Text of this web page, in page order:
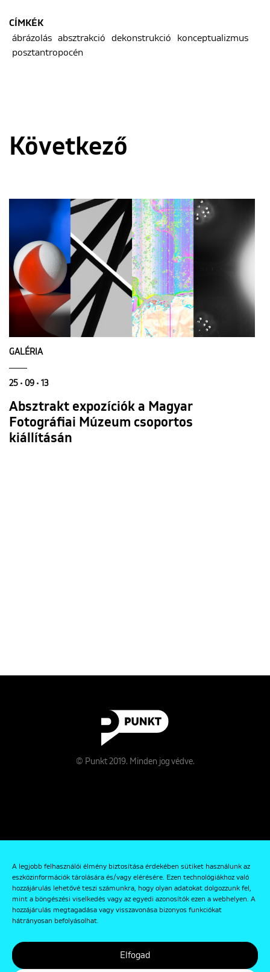
A legjobb felhasználói élmény biztosítása érdekében sütiket használunk az
eszközinformációk tárolására és/vagy elérésére. Ezen technológiákhoz való
hozzájárulás lehetővé teszi számunkra, hogy olyan adatokat dolgozzunk fel,
mint a böngészési viselkedés vagy az egyedi azonosítók ezen a webhelyen. A
hozzájárulás megtagadása vagy visszavonása bizonyos funkciókat
hátrányosan befolyásolhat.
Elfogad
CÍMKÉK
ábrázolás
absztrakció dekonstrukció
konceptualizmus
posztantropocén
Következő
GALÉRIA
25 • 09 • 13
Absztrakt expozíciók a Magyar
Fotográfiai Múzeum csoportos
kiállításán
© Punkt 2019. Minden jog védve.
Kapcsolat
Adatkezelési és Adatvédelmi Szabályzat